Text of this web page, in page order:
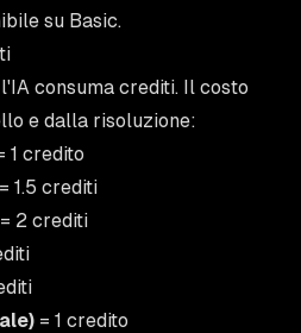
su Basic.
consuma crediti. Il costo
e dalla risoluzione:
1 credito
= 1.5 crediti
= 2 crediti
= 1 credito